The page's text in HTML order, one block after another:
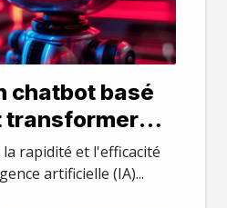
chatbot basé
transformer
client
rapidité et l'efficacité
artificielle (IA)...